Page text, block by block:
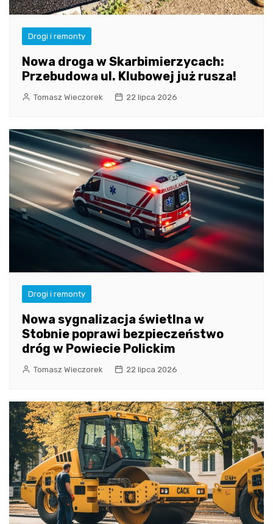
Drogi i remonty
Nowa droga w Skarbimierzycach:
Przebudowa ul. Klubowej już rusza!
Tomasz Wieczorek 22 lipca 2026
Drogi i remonty
Nowa sygnalizacja świetlna w
Stobnie poprawi bezpieczeństwo
dróg w Powiecie Polickim
Tomasz Wieczorek 22 lipca 2026